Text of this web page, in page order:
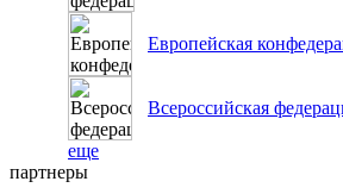
Европейская
Всероссийская
еще
партнеры